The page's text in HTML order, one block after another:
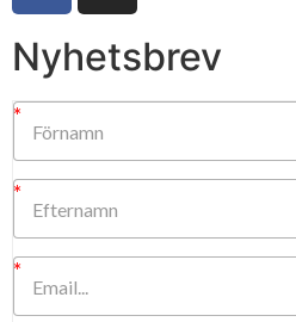
Nyhetsbrev